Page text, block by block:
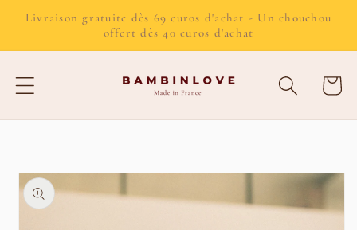
et passer
contenu
Livraison gratuite dès 69 euros d'achat - Un chouchou
offert dès 40 euros d'achat
Panier
produits